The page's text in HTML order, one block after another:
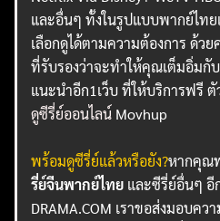
และอื่นๆ ทั้งในรูปแบบพากย์ไท
เลือกดูได้ตามความต้องการ ด้ว
ที่รับรองว่าจะทำให้คุณเต็มอิ่ม
แนะนำอีก1เว็บ ที่ให้บริการฟรี ตั
ดูซีรี่ย์ออนไลน์ Movhup
พร้อมดูซีรี่ย์แล้วหรือยัง?หากคุณ
รี่ย์จีนพากย์ไทย และซีรี่ย์อื่นๆ อี
DRAMA.COM เราขอส่งมอบค